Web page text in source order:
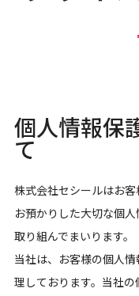
個人情報保
て
株式会社セシールはお客
お預かりした大切な個
取り組んでまいります。
当社は、お客様の個人
理しております。当社